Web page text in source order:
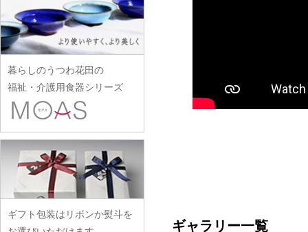
ギャラリー一覧
和泉良法
市川知也
伊藤聡信
伊藤孝英
井銅心平
稲村真耶
イム サエム
イレヤガラス
岩舘隆（浄法寺）
臼田けい子
工藤和彦
熊谷峻
小泉敦信
こいずみみゆき
古賀雄二郎
小寺暁洋
小林巧征
小牧広平
鈴木涼子
須谷窯
滴生舎
土井康治朗
土井宏友
陶房独歩炎
徳永遊心
富山孝一
土本訓寛・土本久美子
野口悦士
日高直子
ヒヅミ峠舎
樋山真弓
平岡正弘
平林秀幸
廣野俊彦
廣政毅
ふじい製作所
藤崎均
藤田永子
藤塚光男
みずのみさ
光井威善
三留舞
宮岡麻衣子
宮崎孝彦
三輪周太郎
武曽健一
村田森
村田菜穂美
木工ヤマニ
Yu-ten
雪ノ浦裕一
吉岡将弐
吉田学
余宮隆
暮らしのうつわ花田の
福祉・介護用食器シリーズ
ギフト包装はリボンか熨斗を